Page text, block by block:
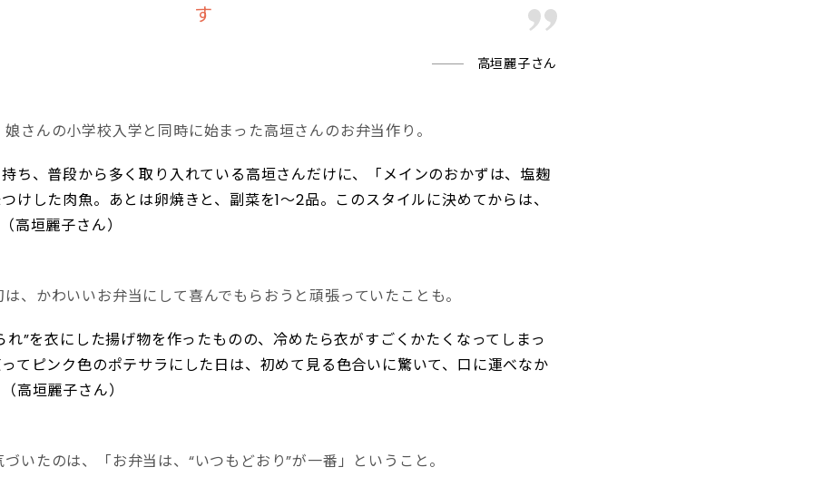
す
高垣麗子さん
さんの小学校入学と同時に始まった高垣さんのお弁当作り。
ち、普段から多く取り入れている高垣さんだけに、「メインのおかずは、塩麹
けした肉魚。あとは卵焼きと、副菜を1〜2品。このスタイルに決めてからは、
高垣麗子さん）
、かわいいお弁当にして喜んでもらおうと頑張っていたことも。
れ”を衣にした揚げ物を作ったものの、冷めたら衣がすごくかたくなってしまっ
てピンク色のポテサラにした日は、初めて見る色合いに驚いて、口に運べなか
高垣麗子さん）
いたのは、「お弁当は、“いつもどおり”が一番」ということ。